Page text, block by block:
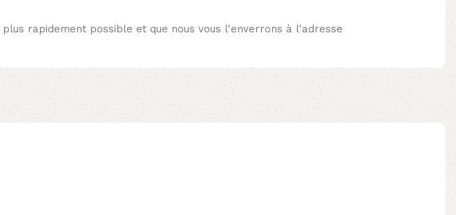
rapidement possible et que nous vous l'enverrons à l'adresse